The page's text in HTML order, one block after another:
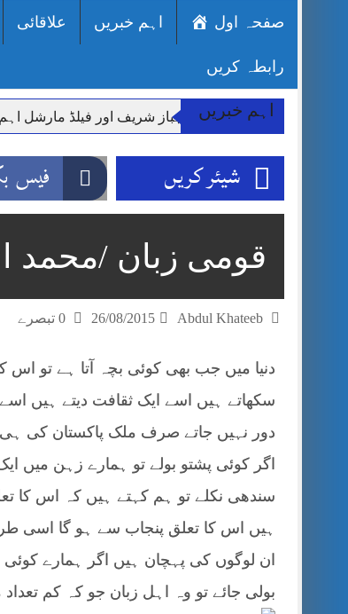
صفحہ اول اہم خبریں علاقائی
رابطہ کریں
اہم خبریں
وزیر اعظم شہباز شریف اور فیلڈ مارشل
قائداعظم نامی شہری کا شناختی کارڈ
ڈپٹی کمشنر راولپنڈی کیپٹن(ر) ندیم ناصر کا
مون سون بارشیں، لینڈ سلائیڈنگ اور کوٹلی
شہید گر وپ کیپٹنعاصم طارق مکمل فوجی
شیئر کریں فیس
قومی زبان /محمد
Abdul Khateeb
26/08/2015
دنیا میں جب بھی کوئی بچہ آتا ہے تو
سکھاتے ہیں اسے ایک ثقافت دیتے ہیں
دور نہیں جاتے صرف ملک پاکستان کی
اگر کوئی پشتو بولے تو ہمارے زہن میں
سندھی نکلے تو ہم کہتے ہیں کہ اس کا
ہیں اس کا تعلق پنجاب سے ہو گا اسی
ان لوگوں کی پہچان ہیں اگر ہمارے
بولی جائے تو وہ اہل زبان جو کہ کم